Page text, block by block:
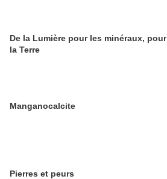
De la Lumière pour les minéraux, pour
la Terre
Manganocalcite
Pierres et peurs